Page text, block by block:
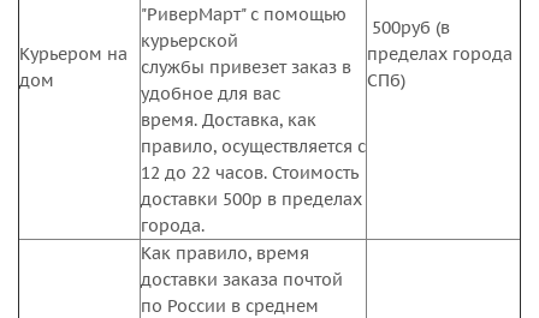
Курьером на
дом
"РиверМарт" с помощью
курьерской
службы привезет заказ в
удобное для вас
время. Доставка, как
правило, осуществляется c
12 до 22 часов. Стоимость
доставки 500р в пределах
города.
500руб (в
пределах города
СПб)
Как правило, время
доставки заказа почтой
по России в среднем